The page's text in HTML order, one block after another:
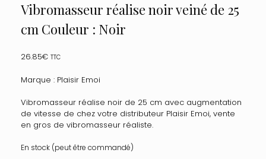
Vibromasseur réalise noir veiné de 25
cm Couleur : Noir
26.85€ TTC
Marque : Plaisir Emoi
Vibromasseur réalise noir de 25 cm avec augmentation
de vitesse de chez votre distributeur Plaisir Emoi, vente
en gros de vibromasseur réaliste.
En stock (peut être commandé)